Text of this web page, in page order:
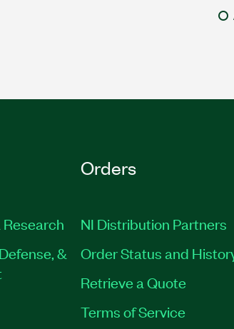
&
Orders
NI Distribution Partners
Order Status and
Retrieve a Quote
Terms of Service